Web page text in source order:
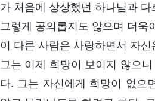
가 처음에 상상했던 하나님과
그렇게 공의롭지도 않으며 더욱
이 다른 사람은 사랑하면서 자
그는 이제 희망이 보이지 않으
다. 그는 자신에게 희망이 없으